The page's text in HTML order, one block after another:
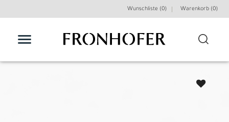
Wunschliste (0) Warenkorb (0)